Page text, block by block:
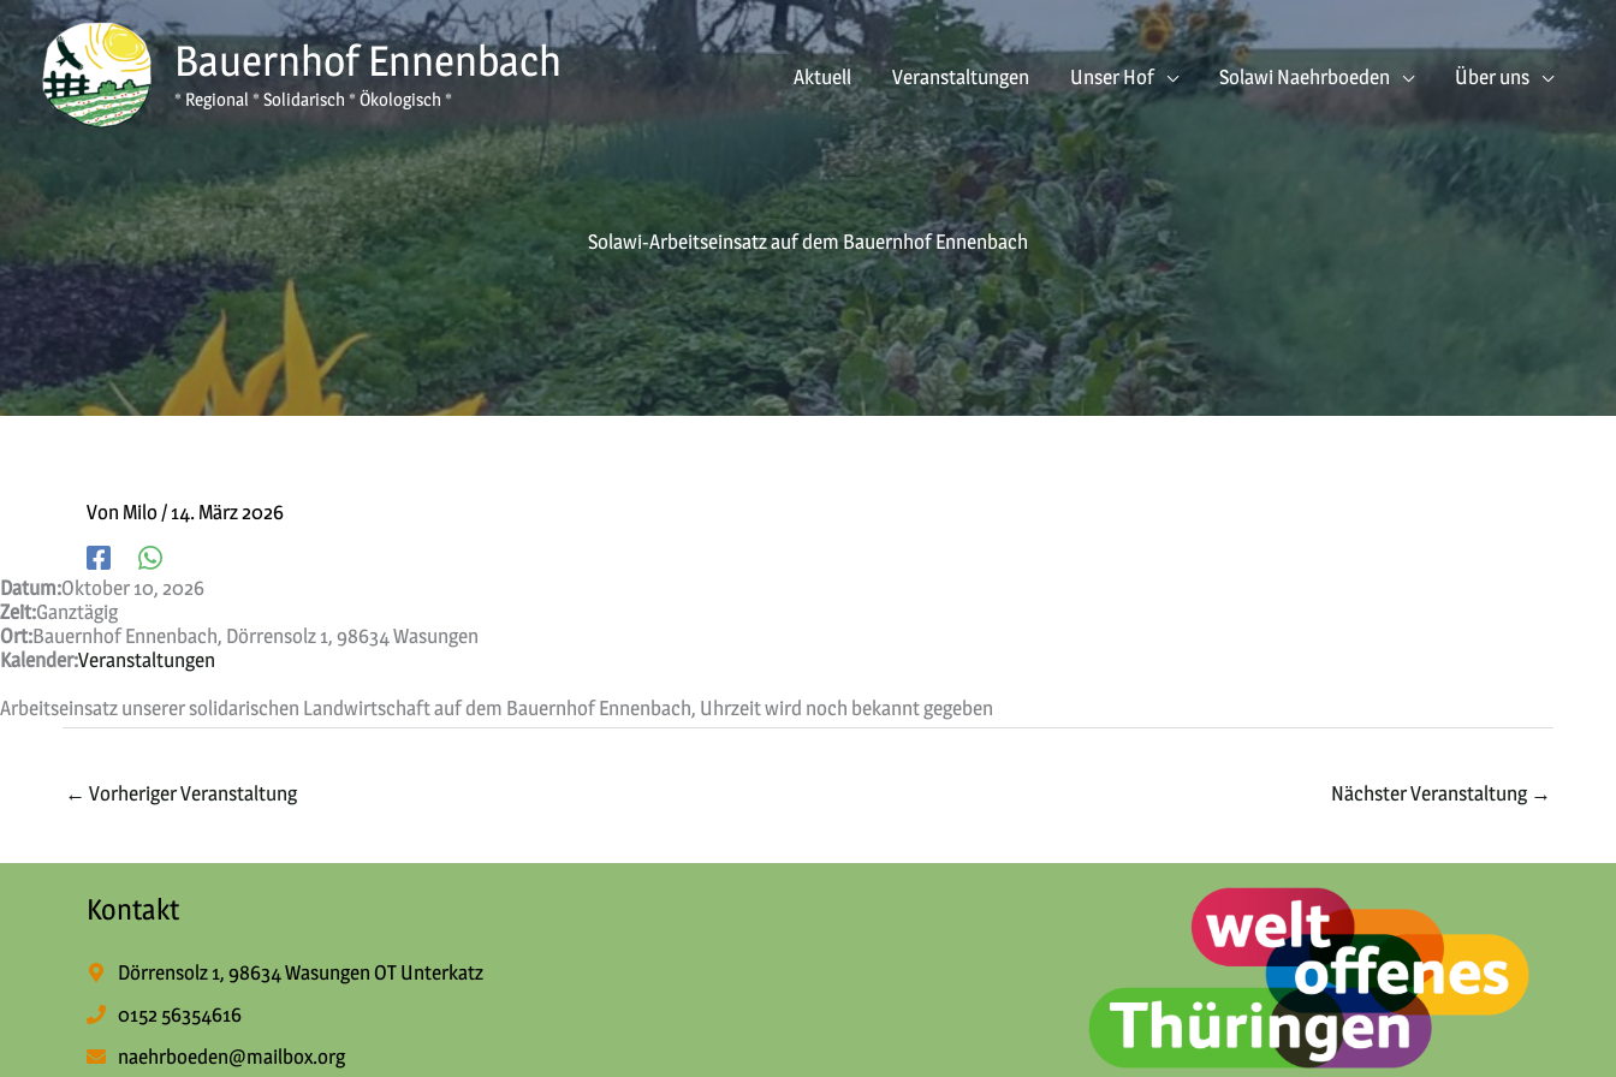
Zum
Inhalt
springen
Bauernhof Ennenbach
* Regional * Solidarisch * Ökologisch *
Aktuell Veranstaltungen Unser Hof Solawi Naehrboeden Über uns
Solawi-Arbeitseinsatz auf dem Bauernhof Ennenbach
Von Milo /14. März 2026
Datum:Oktober 10, 2026
Zeit:Ganztägig
Ort:Bauernhof Ennenbach, Dörrensolz 1, 98634 Wasungen
Kalender:Veranstaltungen
Arbeitseinsatz unserer solidarischen Landwirtschaft auf dem Bauernhof Ennenbach, Uhrzeit wird noch bekannt gegeben
← Vorheriger Veranstaltung Nächster Veranstaltung →
Kontakt
Dörrensolz 1, 98634 Wasungen OT Unterkatz
0152 56354616
naehrboeden@mailbox.org